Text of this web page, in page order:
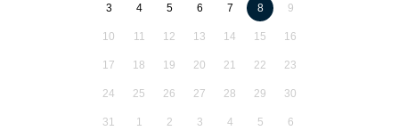
3 4 5 6 7 8 9
10 11 12 13 14 15 16
17 18 19 20 21 22 23
24 25 26 27 28 29 30
31 1 2 3 4 5 6